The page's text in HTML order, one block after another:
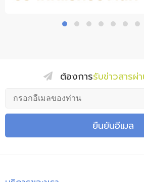
ต้องการรับข่าวสารผ่
ยืนยันอีเมล